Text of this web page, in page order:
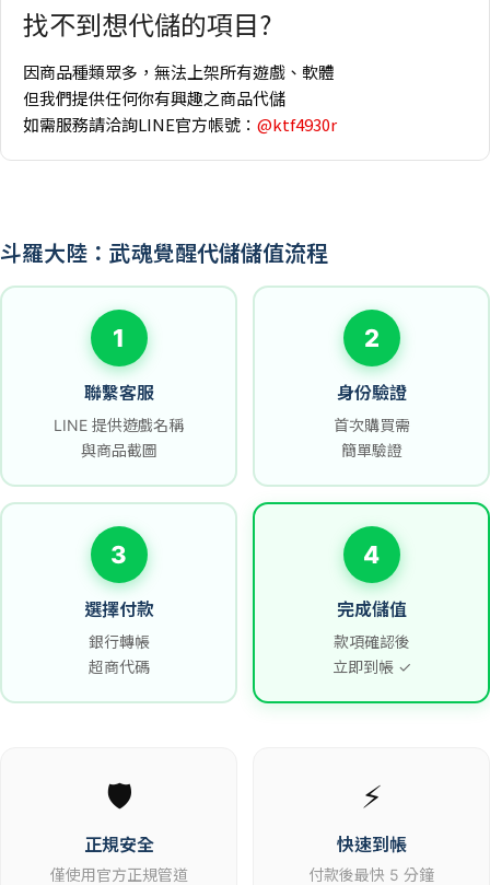
找不到想代儲的項目?
因商品種類眾多，無法上架所有遊戲、軟體
但我們提供任何你有興趣之商品代儲
如需服務請洽詢LINE官方帳號： @ktf4930r
斗羅大陸：武魂覺醒代儲儲值流程
1
聯繫客服
LINE 提供遊戲名稱
與商品截圖
2
身份驗證
首次購買需
簡單驗證
3
選擇付款
銀行轉帳
超商代碼
4
完成儲值
款項確認後
立即到帳 ✓
🛡️
正規安全
僅使用官方正規管道
⚡
快速到帳
付款後最快 5 分鐘